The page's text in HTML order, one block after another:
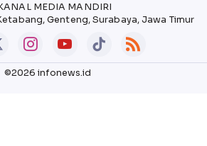
MEDIA MANDIRI
Genteng, Surabaya, Jawa Timur
©2026 infonews.id